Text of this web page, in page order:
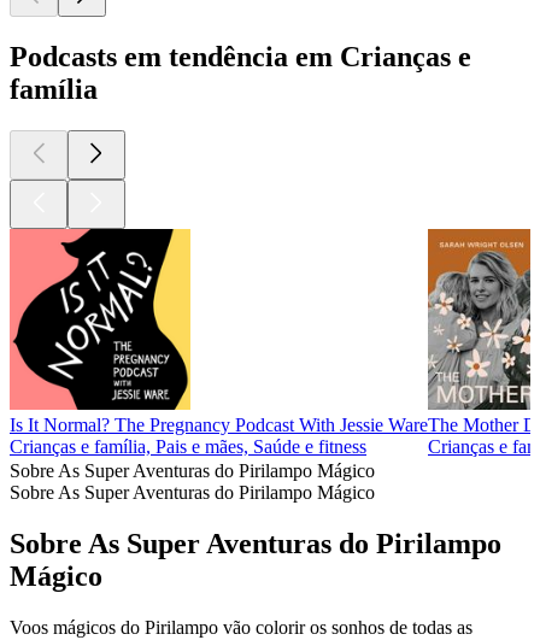
Podcasts em tendência em Crianças e
família
Is It Normal? The Pregnancy Podcast With Jessie Ware
Crianças e família, Pais e mães, Saúde e fitness
The Mother
Crianças e
Sobre As Super Aventuras do Pirilampo Mágico
Sobre As Super Aventuras do Pirilampo Mágico
Sobre As Super Aventuras do Pirilampo
Mágico
Voos mágicos do Pirilampo vão colorir os sonhos de todas as